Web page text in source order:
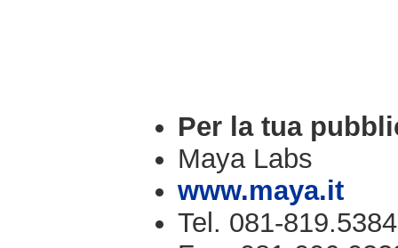
Per la tua
Maya Labs
www.maya.it
Tel. 081-819.5384